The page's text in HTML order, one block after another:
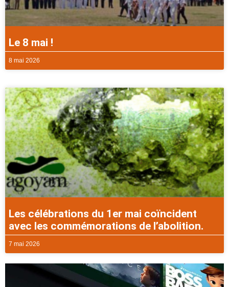
Le 8 mai !
8 mai 2026
Les célébrations du 1er mai coïncident
avec les commémorations de l’abolition.
7 mai 2026